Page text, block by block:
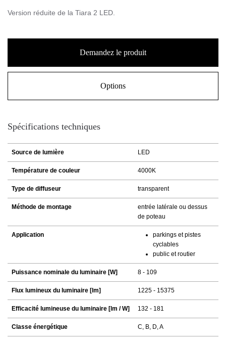
Version réduite de la Tiara 2 LED.
Demandez le produit
Options
Spécifications techniques
Source de lumière LED
Température de couleur 4000K
Type de diffuseur transparent
Méthode de montage
entrée latérale ou dessus
de poteau
Application
parkings et pistes
cyclables
public et routier
Puissance nominale du luminaire [W] 8 - 109
Flux lumineux du luminaire [lm] 1225 - 15375
Efficacité lumineuse du luminaire [lm / W] 132 - 181
Classe énergétique C, B, D, A